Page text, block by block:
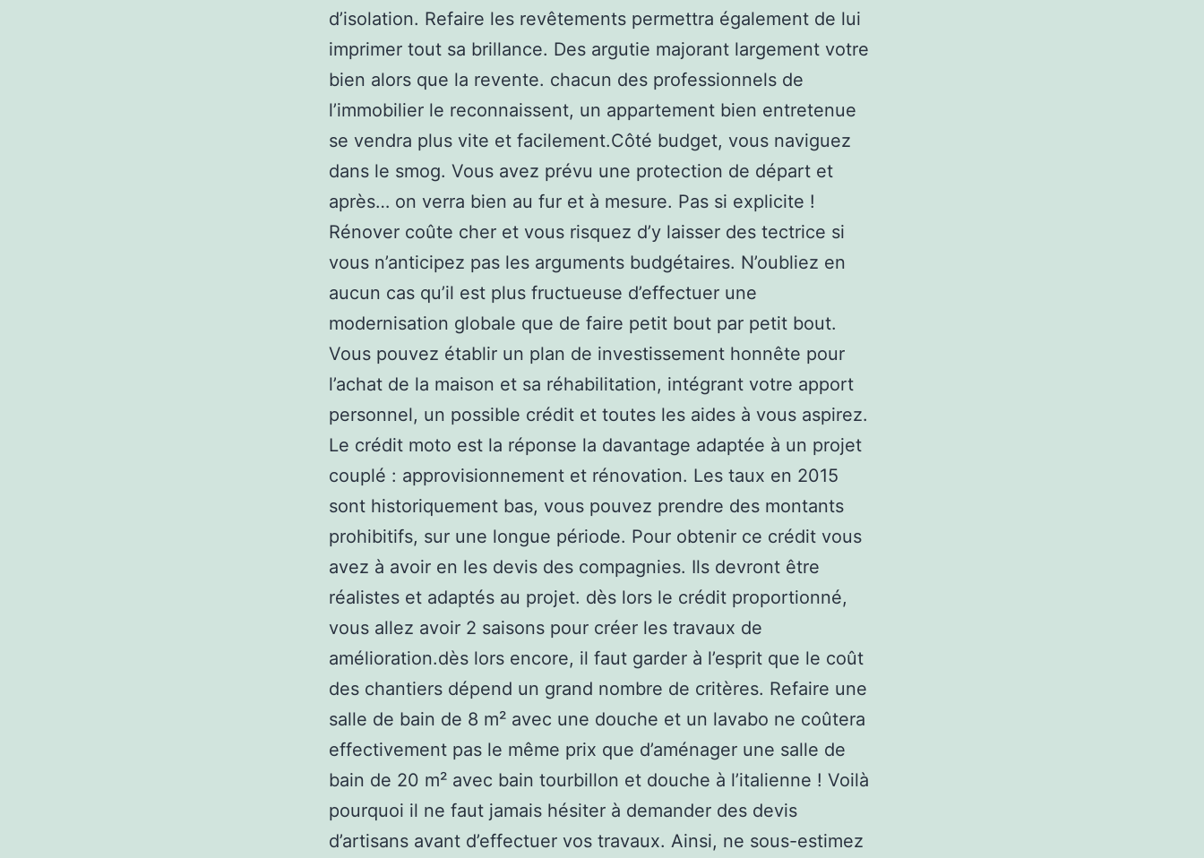
d’isolation. Refaire les revêtements permettra également de lui
imprimer tout sa brillance. Des argutie majorant largement votre
bien alors que la revente. chacun des professionnels de
l’immobilier le reconnaissent, un appartement bien entretenue
se vendra plus vite et facilement.Côté budget, vous naviguez
dans le smog. Vous avez prévu une protection de départ et
après… on verra bien au fur et à mesure. Pas si explicite !
Rénover coûte cher et vous risquez d’y laisser des tectrice si
vous n’anticipez pas les arguments budgétaires. N’oubliez en
aucun cas qu’il est plus fructueuse d’effectuer une
modernisation globale que de faire petit bout par petit bout.
Vous pouvez établir un plan de investissement honnête pour
l’achat de la maison et sa réhabilitation, intégrant votre apport
personnel, un possible crédit et toutes les aides à vous aspirez.
Le crédit moto est la réponse la davantage adaptée à un projet
couplé : approvisionnement et rénovation. Les taux en 2015
sont historiquement bas, vous pouvez prendre des montants
prohibitifs, sur une longue période. Pour obtenir ce crédit vous
avez à avoir en les devis des compagnies. Ils devront être
réalistes et adaptés au projet. dès lors le crédit proportionné,
vous allez avoir 2 saisons pour créer les travaux de
amélioration.dès lors encore, il faut garder à l’esprit que le coût
des chantiers dépend un grand nombre de critères. Refaire une
salle de bain de 8 m² avec une douche et un lavabo ne coûtera
effectivement pas le même prix que d’aménager une salle de
bain de 20 m² avec bain tourbillon et douche à l’italienne ! Voilà
pourquoi il ne faut jamais hésiter à demander des devis
d’artisans avant d’effectuer vos travaux. Ainsi, ne sous-estimez